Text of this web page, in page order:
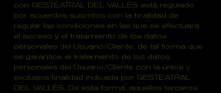
con GESTEATRAL DEL VALLÈS está regulado
por acuerdos suscritos con la finalidad de
regular las condiciones en las que se efectuará
el acceso y el tratamiento de los datos
personales del Usuario/Cliente, de tal forma que
se garantice el tratamiento de los datos
personales del Usuario/Cliente con la única y
exclusiva finalidad indicada por GESTEATRAL
DEL VALLÈS. De esta forma, aquellos terceros